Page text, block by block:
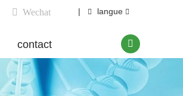
Wechat | langue
contact